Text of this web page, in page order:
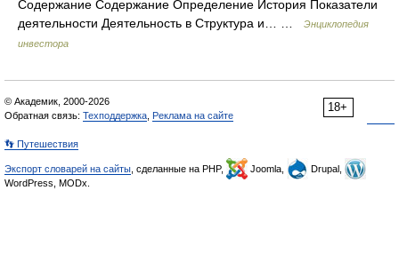
Содержание Содержание Определение История Показатели
деятельности Деятельность в Структура и… …
Энциклопедия
инвестора
18+
© Академик, 2000-2026
Обратная связь: Техподдержка Реклама на сайте
👣 Путешествия
Экспорт словарей на сайты , сделанные на PHP, Joomla,
Drupal,
WordPress, MODx.